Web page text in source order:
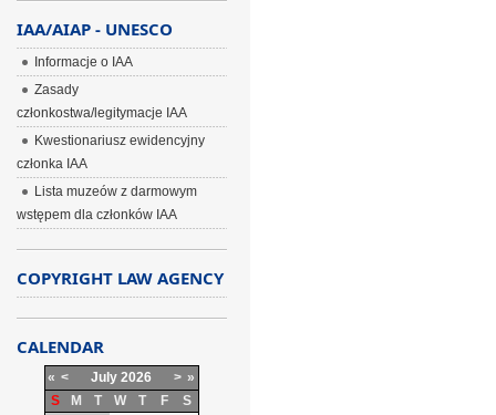
IAA/AIAP - UNESCO
Informacje o IAA
Zasady
członkostwa/legitymacje IAA
Kwestionariusz ewidencyjny
członka IAA
Lista muzeów z darmowym
wstępem dla członków IAA
COPYRIGHT LAW AGENCY
CALENDAR
« < July 2026 > »
S
M T W T F
S